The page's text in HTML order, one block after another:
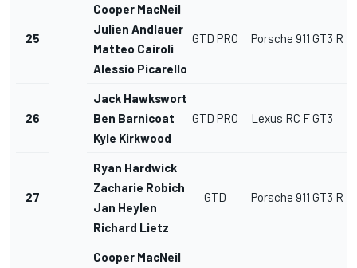
25
Cooper MacNeil
Julien Andlauer
Matteo Cairoli
Alessio Picarello
GTD PRO Porsche 911 GT3 R
26
Jack Hawksworth
Ben Barnicoat
Kyle Kirkwood
GTD PRO Lexus RC F GT3
27
Ryan Hardwick
Zacharie Robichon
Jan Heylen
Richard Lietz
GTD Porsche 911 GT3 R
Cooper MacNeil